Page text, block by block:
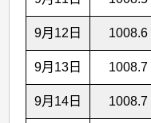
9月12日 1008.6
9月13日 1008.7
9月14日 1008.7